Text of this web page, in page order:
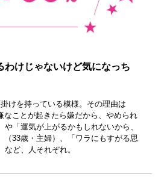
わけじゃないけど気になっち
けを持っている模様。その理由は
なことが起きたら嫌だから、やめられ
や「運気が上がるかもしれないから、
（33歳・主婦）、「ワラにもすがる思
ど、人それぞれ。